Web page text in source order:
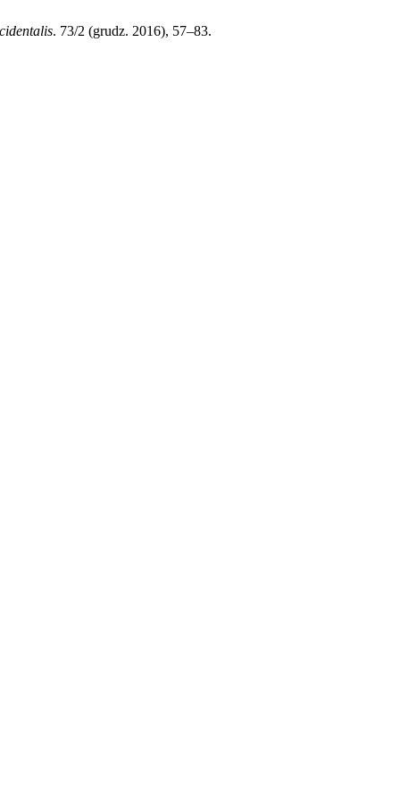
. 73/2 (grudz. 2016), 57–83.